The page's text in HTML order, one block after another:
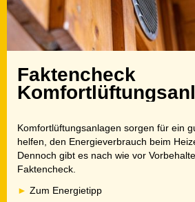
Faktencheck
Komfortlüftungsanlagen sorgen für ein
helfen, den Energieverbrauch beim
Dennoch gibt es nach wie vor
Faktencheck.
Zum Energietipp